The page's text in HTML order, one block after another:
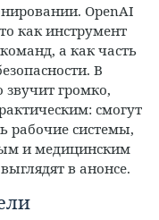
OpenAI
как инструмент
а как часть
В
звучит громко,
смогут
рабочие системы,
и медицинским
в анонсе.